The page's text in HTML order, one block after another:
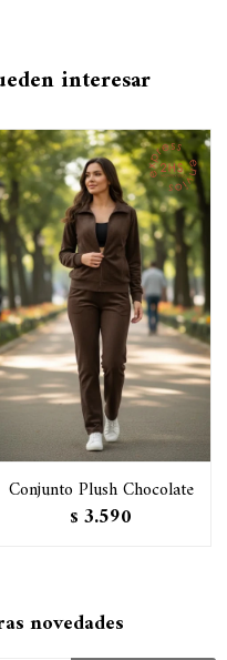
interesar
Conjunto Plush Chocolate
$ 3.590
novedades